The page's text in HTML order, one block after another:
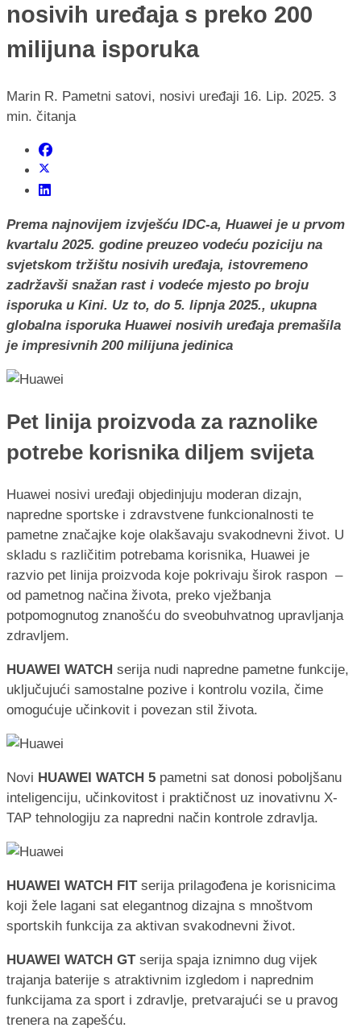
nosivih uređaja s preko 200
milijuna isporuka
Marin R. Pametni satovi, nosivi uređaji 16. Lip. 2025. 3
min. čitanja
Prema najnovijem izvješću IDC-a, Huawei je u prvom
kvartalu 2025. godine preuzeo vodeću poziciju na
svjetskom tržištu nosivih uređaja, istovremeno
zadržavši snažan rast i vodeće mjesto po broju
isporuka u Kini. Uz to, do 5. lipnja 2025., ukupna
globalna isporuka Huawei nosivih uređaja premašila
je impresivnih 200 milijuna jedinica
Pet linija proizvoda za raznolike
potrebe korisnika diljem svijeta
Huawei nosivi uređaji objedinjuju moderan dizajn,
napredne sportske i zdravstvene funkcionalnosti te
pametne značajke koje olakšavaju svakodnevni život. U
skladu s različitim potrebama korisnika, Huawei je
razvio pet linija proizvoda koje pokrivaju širok raspon –
od pametnog načina života, preko vježbanja
potpomognutog znanošću do sveobuhvatnog upravljanja
zdravljem.
HUAWEI WATCH serija nudi napredne pametne funkcije,
uključujući samostalne pozive i kontrolu vozila, čime
omogućuje učinkovit i povezan stil života.
Novi HUAWEI WATCH 5 pametni sat donosi poboljšanu
inteligenciju, učinkovitost i praktičnost uz inovativnu X-
TAP tehnologiju za napredni način kontrole zdravlja.
HUAWEI WATCH FITserija prilagođena je korisnicima
koji žele lagani sat elegantnog dizajna s mnoštvom
sportskih funkcija za aktivan svakodnevni život.
HUAWEI WATCH GTserija spaja iznimno dug vijek
trajanja baterije s atraktivnim izgledom i naprednim
funkcijama za sport i zdravlje, pretvarajući se u pravog
trenera na zapešću.